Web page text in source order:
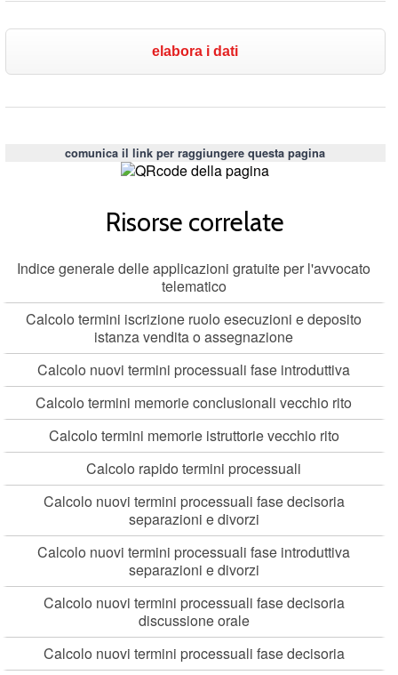
comunica il link per raggiungere questa pagina
Risorse correlate
Indice generale delle applicazioni gratuite per l'avvocato
telematico
Calcolo termini iscrizione ruolo esecuzioni e deposito
istanza vendita o assegnazione
Calcolo nuovi termini processuali fase introduttiva
Calcolo termini memorie conclusionali vecchio rito
Calcolo termini memorie istruttorie vecchio rito
Calcolo rapido termini processuali
Calcolo nuovi termini processuali fase decisoria
separazioni e divorzi
Calcolo nuovi termini processuali fase introduttiva
separazioni e divorzi
Calcolo nuovi termini processuali fase decisoria
discussione orale
Calcolo nuovi termini processuali fase decisoria